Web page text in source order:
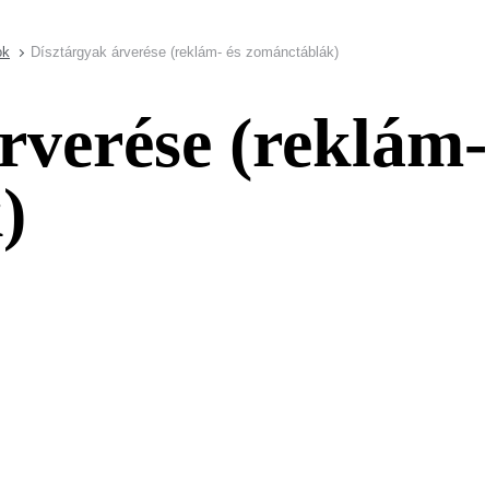
Dísztárgyak árverése (reklám- és zománctáblák)
(reklám-